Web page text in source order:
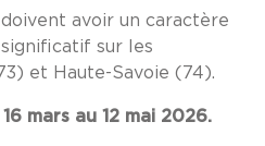
avoir un caractère
sur les
et Haute-Savoie (74).
16 mars au 12 mai 2026.